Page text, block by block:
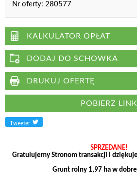
Nr oferty: 280577
KALKULATOR OPŁAT
DODAJ DO SCHOWKA
DRUKUJ OFERTĘ
POBIERZ LINK
Tweeter
SPRZEDANE!
Gratulujemy Stronom transakcji i
Grunt rolny 1,97 ha w